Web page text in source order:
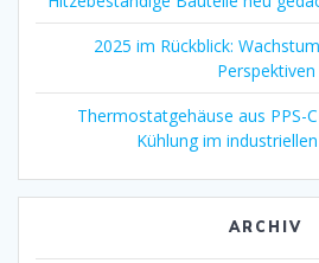
2025 im Rückblick:
Perspektiven
Thermostatgehäuse aus PPS-
Kühlung im
ARCHIV